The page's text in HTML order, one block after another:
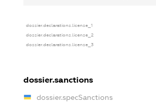
dossier.declarations.license_1
dossier.declarations.license_2
dossier.declarations.license_3
dossier.sanctions
dossier.specSanctions